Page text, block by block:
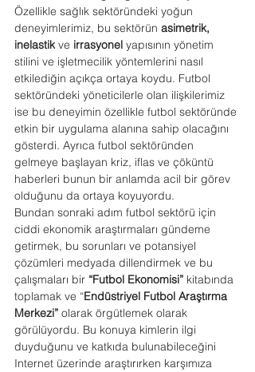
Özellikle sağlık sektöründeki yoğun
deneyimlerimiz, bu sektörün asimetrik,
inelastik ve irrasyonel yapısının yönetim
stilini ve işletmecilik yöntemlerini nasıl
etkilediğin açıkça ortaya koydu. Futbol
sektöründeki yöneticilerle olan ilişkilerimiz
ise bu deneyimin özellikle futbol sektöründe
etkin bir uygulama alanına sahip olacağını
gösterdi. Ayrıca futbol sektöründen
gelmeye başlayan kriz, iflas ve çöküntü
haberleri bunun bir anlamda acil bir görev
olduğunu da ortaya koyuyordu.
Bundan sonraki adım futbol sektörü için
ciddi ekonomik araştırmaları gündeme
getirmek, bu sorunları ve potansiyel
çözümleri medyada dillendirmek ve bu
çalışmaları bir “Futbol Ekonomisi” kitabında
toplamak ve “Endüstriyel Futbol Araştırma
Merkezi” olarak örgütlemek olarak
görülüyordu. Bu konuya kimlerin ilgi
duyduğunu ve katkıda bulunabileceğini
Internet üzerinde araştırırken karşımıza